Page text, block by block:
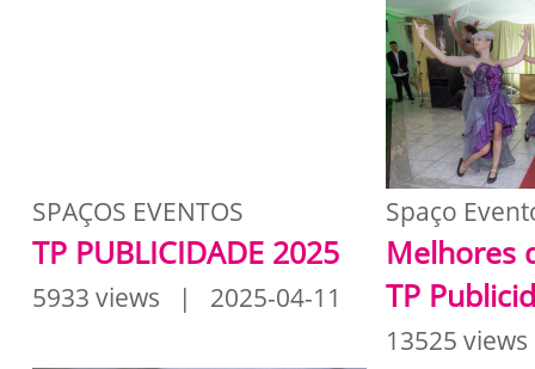
SPAÇOS EVENTOS
TP PUBLICIDADE 2025
5933 views | 2025-04-11
Spaço
Melhores
TP
13525